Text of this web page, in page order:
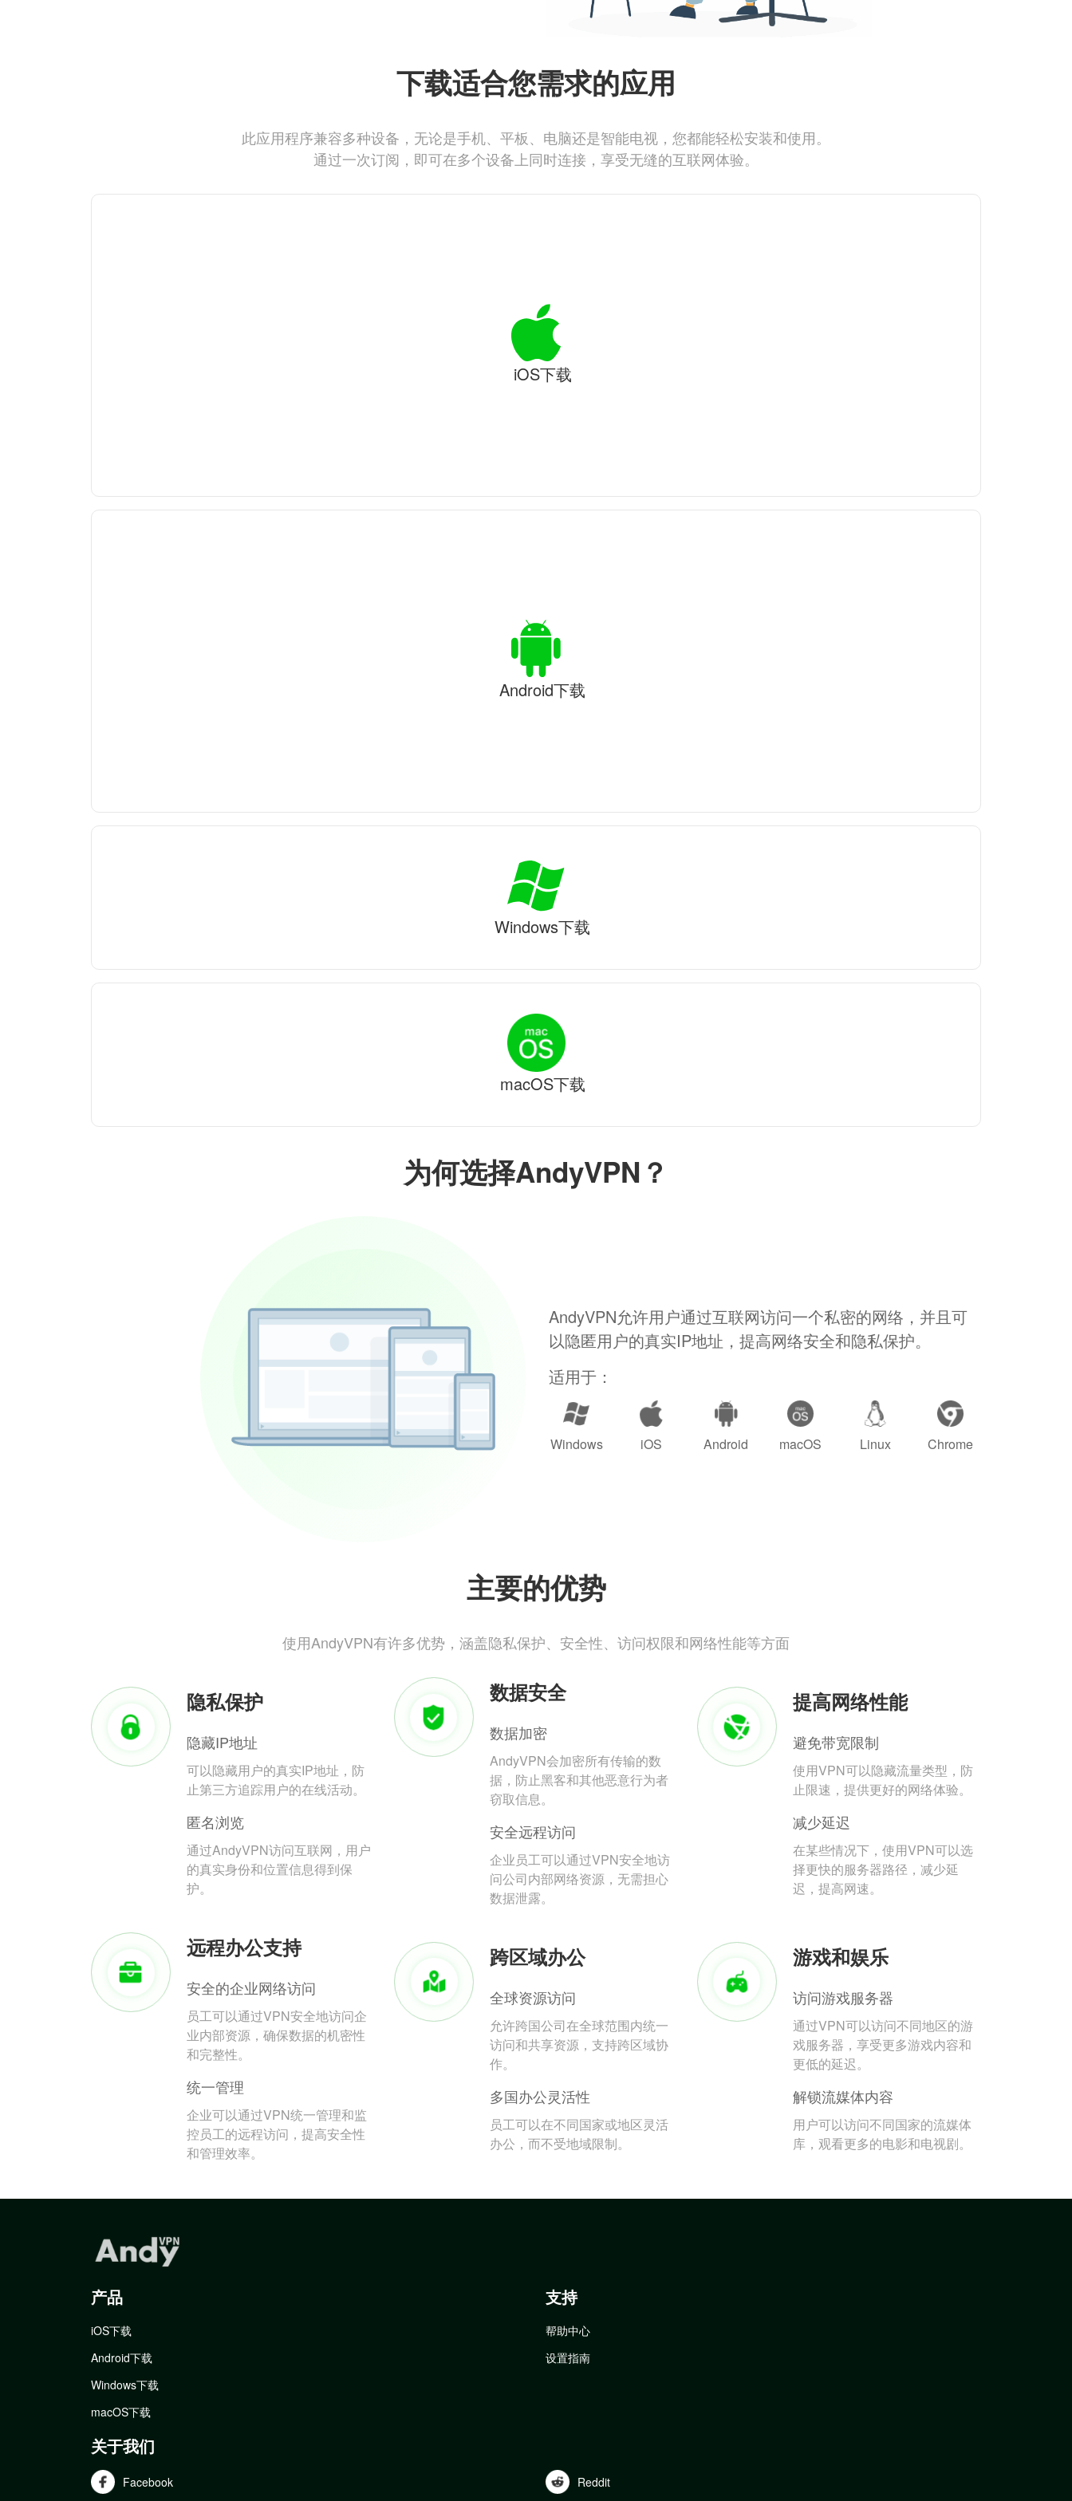
为何选择AndyVPN？
AndyVPN允许用户通过互联网访问一个私密的网络，并且可
以隐匿用户的真实IP地址，提高网络安全和隐私保护。
适用于：
Windows iOS Android macOS Linux Chrome
主要的优势
使用AndyVPN有许多优势，涵盖隐私保护、安全性、访问权限和网络性能等方面
隐私保护
隐藏IP地址
可以隐藏用户的真实IP地址，防
止第三方追踪用户的在线活动。
匿名浏览
通过AndyVPN访问互联网，用户
的真实身份和位置信息得到保
护。
数据安全
数据加密
AndyVPN会加密所有传输的数
据，防止黑客和其他恶意行为者
窃取信息。
安全远程访问
企业员工可以通过VPN安全地访
问公司内部网络资源，无需担心
数据泄露。
提高网络性能
避免带宽限制
使用VPN可以隐藏流量类型，防
止限速，提供更好的网络体验。
减少延迟
在某些情况下，使用VPN可以选
择更快的服务器路径，减少延
迟，提高网速。
远程办公支持
安全的企业网络访问
员工可以通过VPN安全地访问企
业内部资源，确保数据的机密性
和完整性。
统一管理
企业可以通过VPN统一管理和监
控员工的远程访问，提高安全性
和管理效率。
跨区域办公
全球资源访问
允许跨国公司在全球范围内统一
访问和共享资源，支持跨区域协
作。
多国办公灵活性
员工可以在不同国家或地区灵活
办公，而不受地域限制。
游戏和娱乐
访问游戏服务器
通过VPN可以访问不同地区的游
戏服务器，享受更多游戏内容和
更低的延迟。
解锁流媒体内容
用户可以访问不同国家的流媒体
库，观看更多的电影和电视剧。
下载适合您需求的应用
此应用程序兼容多种设备，无论是手机、平板、电脑还是智能电视，您都能轻松安装和使用。
通过一次订阅，即可在多个设备上同时连接，享受无缝的互联网体验。
iOS下载
Android下载
Windows下载
macOS下载
产品
iOS下载
Android下载
Windows下载
macOS下载
支持
帮助中心
设置指南
关于我们
Facebook Reddit